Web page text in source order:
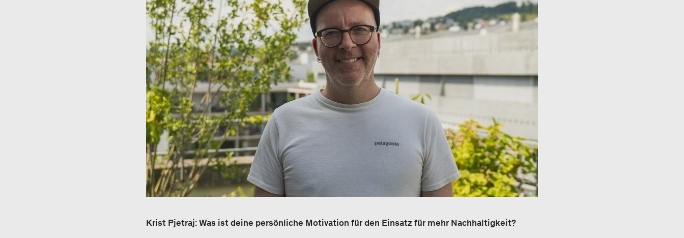
Krist Pjetraj: Was ist deine persönliche Motivation für den Einsatz für mehr Nachhaltigkeit?